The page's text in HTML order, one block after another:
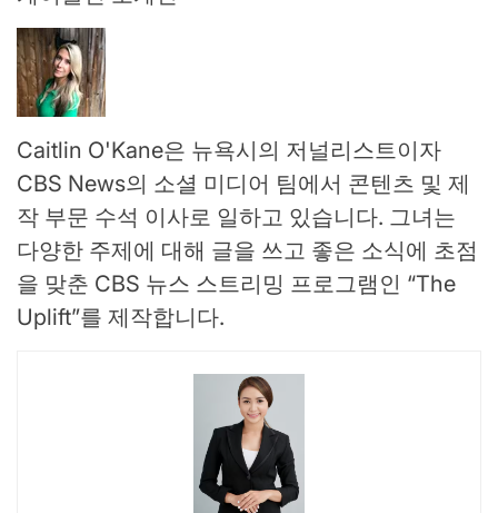
Caitlin O'Kane은 뉴욕시의 저널리스트이자
CBS News의 소셜 미디어 팀에서 콘텐츠 및 제
작 부문 수석 이사로 일하고 있습니다. 그녀는
다양한 주제에 대해 글을 쓰고 좋은 소식에 초점
을 맞춘 CBS 뉴스 스트리밍 프로그램인 “The
Uplift”를 제작합니다.